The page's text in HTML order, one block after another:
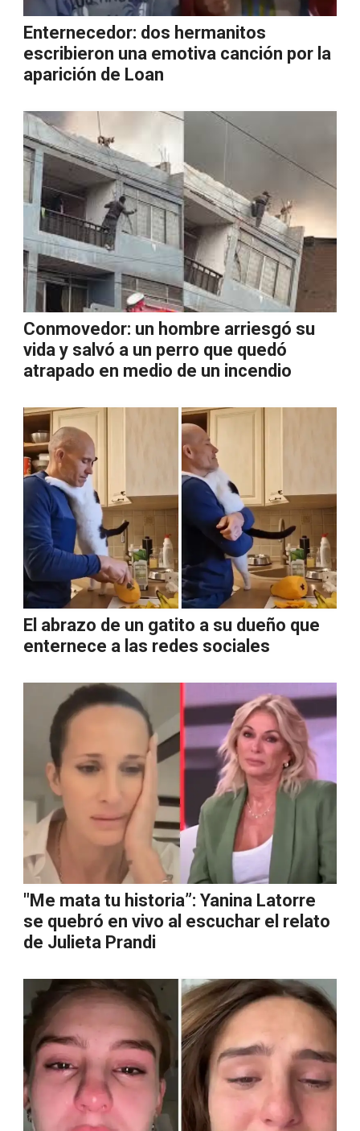
Enternecedor: dos hermanitos
escribieron una emotiva canción por la
aparición de Loan
Conmovedor: un hombre arriesgó su
vida y salvó a un perro que quedó
atrapado en medio de un incendio
El abrazo de un gatito a su dueño que
enternece a las redes sociales
"Me mata tu historia”: Yanina Latorre
se quebró en vivo al escuchar el relato
de Julieta Prandi